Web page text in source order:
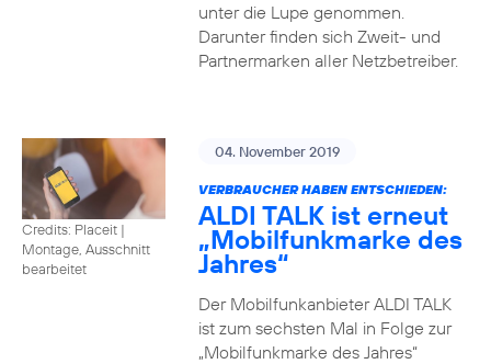
unter die Lupe genommen.
Darunter finden sich Zweit- und
Partnermarken aller Netzbetreiber.
Credits: Placeit |
Montage, Ausschnitt
bearbeitet
04. November 2019
VERBRAUCHER HABEN ENTSCHIEDEN:
ALDI TALK ist erneut
„Mobilfunkmarke des
Jahres“
Der Mobilfunkanbieter ALDI TALK
ist zum sechsten Mal in Folge zur
„Mobilfunkmarke des Jahres“